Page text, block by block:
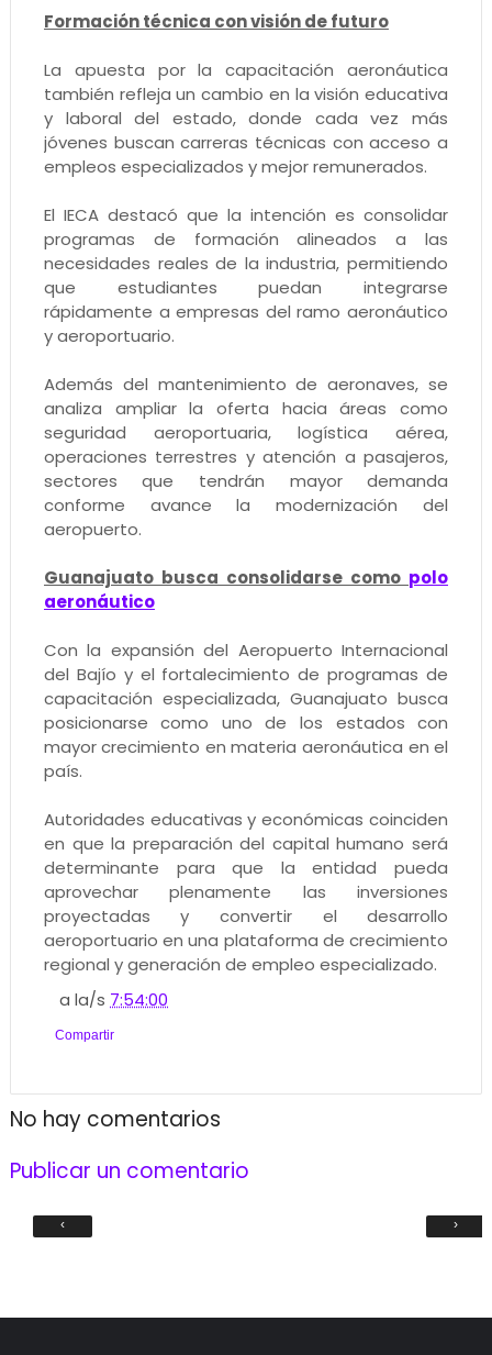
Formación técnica con visión de futuro
La apuesta por la capacitación aeronáutica
también refleja un cambio en la visión educativa
y laboral del estado, donde cada vez más
jóvenes buscan carreras técnicas con acceso a
empleos especializados y mejor remunerados.
El IECA destacó que la intención es consolidar
programas de formación alineados a las
necesidades reales de la industria, permitiendo
que estudiantes puedan integrarse
rápidamente a empresas del ramo aeronáutico
y aeroportuario.
Además del mantenimiento de aeronaves, se
analiza ampliar la oferta hacia áreas como
seguridad aeroportuaria, logística aérea,
operaciones terrestres y atención a pasajeros,
sectores que tendrán mayor demanda
conforme avance la modernización del
aeropuerto.
Guanajuato busca consolidarse como polo
aeronáutico
Con la expansión del Aeropuerto Internacional
del Bajío y el fortalecimiento de programas de
capacitación especializada, Guanajuato busca
posicionarse como uno de los estados con
mayor crecimiento en materia aeronáutica en el
país.
Autoridades educativas y económicas coinciden
en que la preparación del capital humano será
determinante para que la entidad pueda
aprovechar plenamente las inversiones
proyectadas y convertir el desarrollo
aeroportuario en una plataforma de crecimiento
regional y generación de empleo especializado.
a la/s 7:54:00
Compartir
No hay comentarios
Publicar un comentario
‹ ›